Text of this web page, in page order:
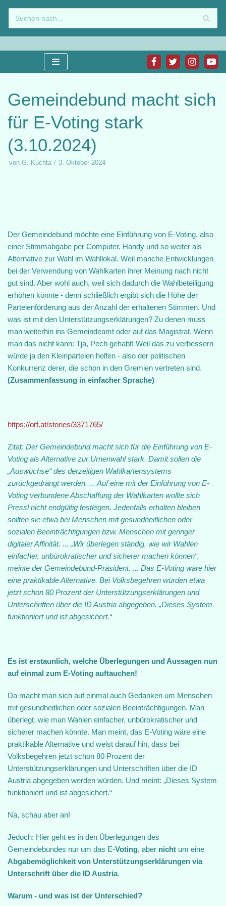
Zum
Inhalt
springen
Gemeindebund macht sich
für E-Voting stark
(3.10.2024)
von G. Kuchta 3. Oktober 2024
Der Gemeindebund möchte eine Einführung von E-Voting, also
einer Stimmabgabe per Computer, Handy und so weiter als
Alternative zur Wahl im Wahllokal. Weil manche Entwicklungen
bei der Verwendung von Wahlkarten ihrer Meinung nach nicht
gut sind. Aber wohl auch, weil sich dadurch die Wahlbeteiligung
erhöhen könnte - denn schließlich ergibt sich die Höhe der
Parteienförderung aus der Anzahl der erhaltenen Stimmen. Und
was ist mit den Unterstützungserklärungen? Zu denen muss
man weiterhin ins Gemeindeamt oder auf das Magistrat. Wenn
man das nicht kann: Tja, Pech gehabt! Weil das zu verbessern
würde ja den Kleinparteien helfen - also der politischen
Konkurrenz derer, die schon in den Gremien vertreten sind.
(Zusammenfassung in einfacher Sprache)
https://orf.at/stories/3371765/
Zitat: Der Gemeindebund macht sich für die Einführung von E-
Voting als Alternative zur Urnenwahl stark. Damit sollen die
„Auswüchse“ des derzeitigen Wahlkartensystems
zurückgedrängt werden. ... Auf eine mit der Einführung von E-
Voting verbundene Abschaffung der Wahlkarten wollte sich
Pressl nicht endgültig festlegen. Jedenfalls erhalten bleiben
sollten sie etwa bei Menschen mit gesundheitlichen oder
sozialen Beeinträchtigungen bzw. Menschen mit geringer
digitaler Affinität. ... „Wir überlegen ständig, wie wir Wahlen
einfacher, unbürokratischer und sicherer machen können“,
meinte der Gemeindebund-Präsident. ... Das E-Voting wäre hier
eine praktikable Alternative. Bei Volksbegehren würden etwa
jetzt schon 80 Prozent der Unterstützungserklärungen und
Unterschriften über die ID Austria abgegeben. „Dieses System
funktioniert und ist abgesichert.“
Es ist erstaunlich, welche Überlegungen und Aussagen nun
auf einmal zum E-Voting auftauchen!
Da macht man sich auf einmal auch Gedanken um Menschen
mit gesundheitlichen oder sozialen Beeinträchtigungen. Man
überlegt, wie man Wahlen einfacher, unbürokratischer und
sicherer machen könnte. Man meint, das E-Voting wäre eine
praktikable Alternative und weist darauf hin, dass bei
Volksbegehren jetzt schon 80 Prozent der
Unterstützungserklärungen und Unterschriften über die ID
Austria abgegeben werden würden. Und meint: „Dieses System
funktioniert und ist abgesichert.“
Na, schau aber an!
Jedoch: Hier geht es in den Überlegungen des
Gemeindebundes nur um das E-Voting, aber nicht um eine
Abgabemöglichkeit von Unterstützungserklärungen via
Unterschrift über die ID Austria.
Warum - und was ist der Unterschied?